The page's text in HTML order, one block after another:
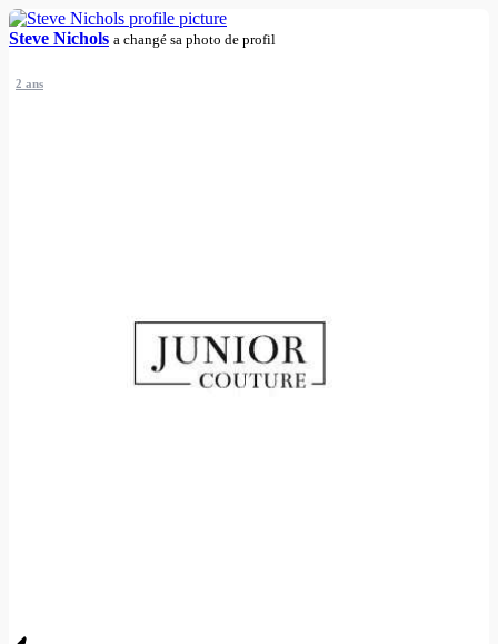
Steve Nichols a changé sa photo de profil
2 ans